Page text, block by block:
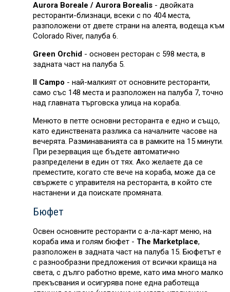
Aurora Boreale / Aurora Borealis- двойката
ресторанти-близнаци, всеки с по 404 места,
разположени от двете страни на алеята, водеща към
Colorado River, палуба 6.
Green Orchid - основен ресторан с 598 места, в
задната част на палуба 5.
Il Campo - най-малкият от основните ресторанти,
само със 148 места и разположен на палуба 7, точно
над главната търговска улица на кораба.
Менюто в петте основни ресторанта е едно и също,
като единствената разлика са началните часове на
вечерята. Разминаванията са в рамките на 15 минути.
При резервация ще бъдете автоматично
разпределени в един от тях. Ако желаете да се
преместите, когато сте вече на кораба, може да се
свържете с управителя на ресторанта, в който сте
настанени и да поискате промяната.
Бюфет
Освен основните ресторанти с а-ла-карт меню, на
кораба има и голям бюфет - The Marketplace,
разположен в задната част на палуба 15. Бюфетът е
с разнообразни предложения от всички краища на
света, с дълго работно време, като има много малко
прекъсвания и осигурява поне една работеща